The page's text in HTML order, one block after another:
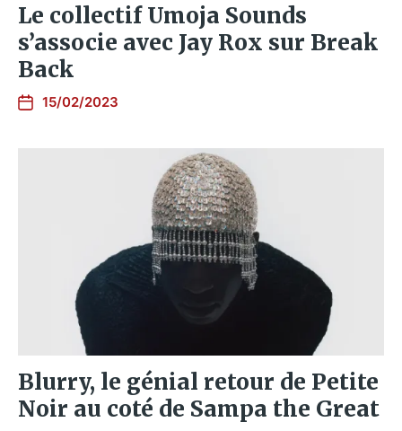
Le collectif Umoja Sounds
s’associe avec Jay Rox sur Break
Back
15/02/2023
Blurry, le génial retour de Petite
Noir au coté de Sampa the Great